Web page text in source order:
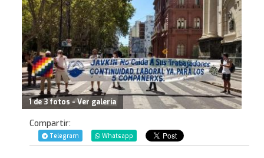
1 de 3 fotos - Ver galería
Compartir:
Telegram Whatsapp